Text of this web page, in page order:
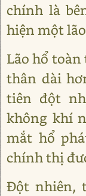
chính là
hiện một
Lão hổ
thân dài
tiên đột
không khí
mắt hổ
chính thị
Đột nhiên,